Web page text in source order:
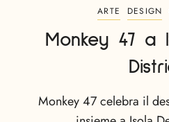
ARTE DESIGN
Monkey 47 a
Monkey 47 celebra il